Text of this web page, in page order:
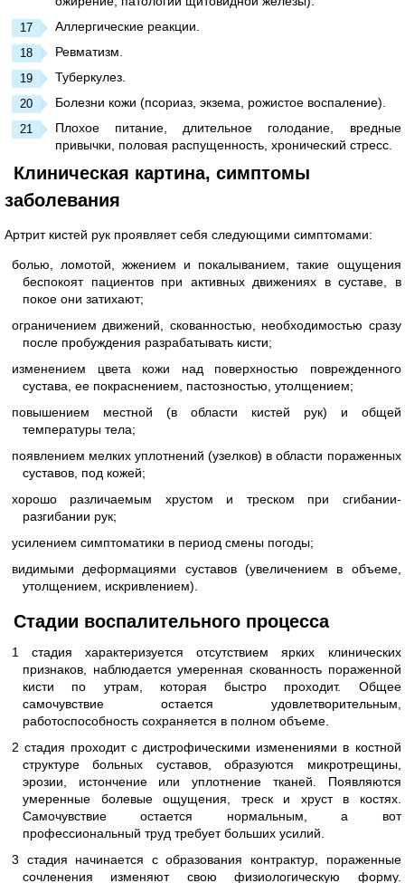
Аллергические реакции.
Ревматизм.
Туберкулез.
Болезни кожи (псориаз, экзема, рожистое воспаление).
Плохое питание, длительное голодание, вредные
привычки, половая распущенность, хронический стресс.
Клиническая картина, симптомы
заболевания
Артрит кистей рук проявляет себя следующими симптомами:
болью, ломотой, жжением и покалыванием, такие ощущения
беспокоят пациентов при активных движениях в суставе, в
покое они затихают;
ограничением движений, скованностью, необходимостью сразу
после пробуждения разрабатывать кисти;
изменением цвета кожи над поверхностью поврежденного
сустава, ее покраснением, пастозностью, утолщением;
повышением местной (в области кистей рук) и общей
температуры тела;
появлением мелких уплотнений (узелков) в области пораженных
суставов, под кожей;
хорошо различаемым хрустом и треском при сгибании-
разгибании рук;
усилением симптоматики в период смены погоды;
видимыми деформациями суставов (увеличением в объеме,
утолщением, искривлением).
Стадии воспалительного процесса
1 стадия характеризуется отсутствием ярких клинических
признаков, наблюдается умеренная скованность пораженной
кисти по утрам, которая быстро проходит. Общее
самочувствие остается удовлетворительным,
работоспособность сохраняется в полном объеме.
2 стадия проходит с дистрофическими изменениями в костной
структуре больных суставов, образуются микротрещины,
эрозии, истончение или уплотнение тканей. Появляются
умеренные болевые ощущения, треск и хруст в костях.
Самочувствие остается нормальным, а вот
профессиональный труд требует больших усилий.
3 стадия начинается с образования контрактур, пораженные
сочленения изменяют свою физиологическую форму.